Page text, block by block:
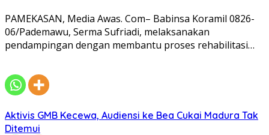
PAMEKASAN, Media Awas. Com– Babinsa Koramil 0826-
06/Pademawu, Serma Sufriadi, melaksanakan
pendampingan dengan membantu proses rehabilitasi…
Aktivis GMB Kecewa, Audiensi ke Bea Cukai Madura Tak
Ditemui